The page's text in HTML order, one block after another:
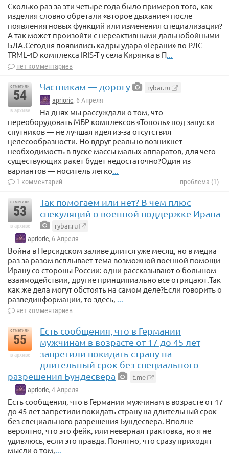
Сколько раз за эти четыре года было примеров того, как
изделия словно обретали «второе дыхание» после
появления новых функций или изменения специализации?
А так может произойти с нереактивными дальнобойными
БЛА.Сегодня появились кадры удара «Герани» по РЛС
TRML-4D комплекса IRIS-T у села Кирянка в П
нет комментариев
отметили
54
в архиве
Частникам — дорогу rybar.ru
aprioric, 6 Апреля
На днях мы рассуждали о том, что
переоборудовать МБР комплексов «Тополь» под запуски
спутников — не лучшая идея из-за отсутствия
целесообразности. Но вдруг реально возникнет
необходимость в пуске массы малых аппаратов, для чего
существующих ракет будет недостаточно?Один из
вариантов — носитель легко...
1 комментарий проблема (1)
отметили
53
в архиве
Так помогаем или нет? В чем плюс
спекуляций о военной поддержке Ирана
rybar.ru
aprioric, 6 Апреля
Война в Персидском заливе длится уже месяц, но в медиа
раз за разом всплывает тема возможной военной помощи
Ирану со стороны России: одни рассказывают о большом
взаимодействии, другие принципиально все отрицают.Так
как же дела могут обстоять на самом деле?Если говорить о
развединформации, то здесь, ...
нет комментариев
отметили
55
в архиве
Есть сообщения, что в Германии
мужчинам в возрасте от 17 до 45 лет
запретили покидать страну на
длительный срок без специального
разрешения Бундесвера
t.me
aprioric, 4 Апреля
Есть сообщения, что в Германии мужчинам в возрасте от 17
до 45 лет запретили покидать страну на длительный срок
без специального разрешения Бундесвера. Вполне
вероятно, что это фейк, или неверная трактовка, но я не
удивлюсь, если это правда. Понятно, что сразу приходят
мысли о том,...